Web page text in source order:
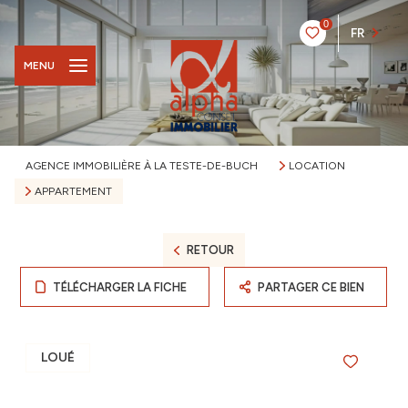
0
FR
MENU
AGENCE IMMOBILIÈRE À LA TESTE-DE-BUCH
LOCATION
APPARTEMENT
RETOUR
TÉLÉCHARGER LA FICHE PARTAGER CE BIEN
LOUÉ